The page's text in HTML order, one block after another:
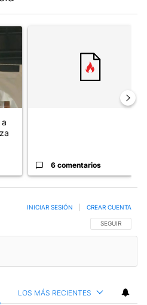
el título "García Cuerva
6 comentarios
SIGA ESTA
SEGUIR
INICIAR SESIÓN CREAR CUENTA
LOS MÁS RECIENTES